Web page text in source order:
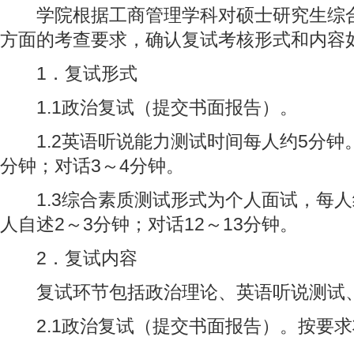
学院根据工商管理学科对硕士研究生综
方面的考查要求，确认复试考核形式和内容
1．复试形式
1.1政治复试（提交书面报告）。
1.2英语听说能力测试时间每人约5分钟
分钟；对话3～4分钟。
1.3综合素质测试形式为个人面试，每人
人自述2～3分钟；对话12～13分钟。
2．复试内容
复试环节包括政治理论、英语听说测试
2.1政治复试（提交书面报告）。按要求